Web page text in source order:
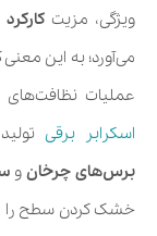
ویژگی، مزیت
می‌آورد؛ به این
عملیات نظافت‌های
اسکرابر برقی
برس‌های چرخانو
خشک کردن سطح را